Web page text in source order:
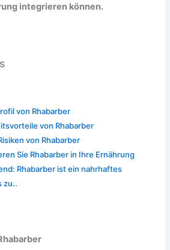
integrieren können.
von Rhabarber
von Rhabarber
von Rhabarber
Sie Rhabarber in Ihre Ernährung
Rhabarber ist ein nahrhaftes
zu..